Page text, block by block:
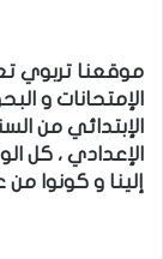
موقعنا تربوي
الإمتحانات و
الإبتدائي من
الإعدادي ، كل
إلينا و كونوا من